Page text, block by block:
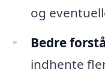
og
Bedre
indhente